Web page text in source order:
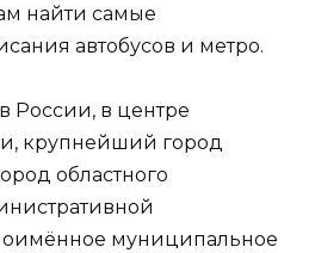
найти самые
автобусов и метро.
России, в центре
крупнейший город
областного
муниципальное